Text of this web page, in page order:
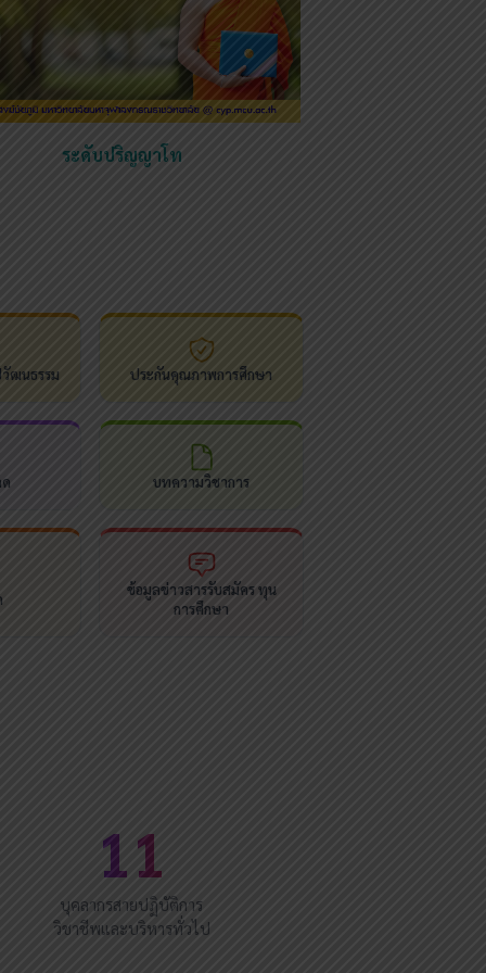
ระดับปริญญาโท
ฒนธรรม ประกันคุณภาพการศึกษา
บทความวิชาการ
ข้อมูลข่าวสารรับสมัคร ทุน
การศึกษา
11
บุคลากรสายปฏิบัติการ
วิชาชีพและบริหารทั่วไป